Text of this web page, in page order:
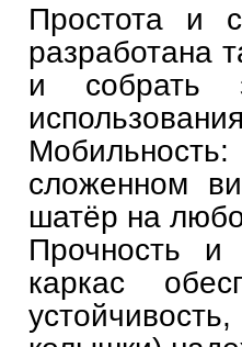
Простота и
разработана
и собрать
Мобильность:
сложенном
шатёр на
Прочность и
каркас